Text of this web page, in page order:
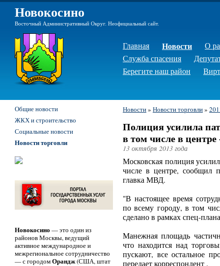
Новокосино
Восточный Административный Округ. Неофициальный сайт.
Главная Новости
О
Служба спасения
Берегите наш район
Новости» Новости торговли»
Полиция усилила
в том числе в
13 октября 2013 года
Московская полиция
числе в центре, сообщил
главка МВД.
"В настоящее время
по всему городу, в том
сделано в рамках спец-
Манежная площадь
что находится над
пускают, все остальное
передает корреспондент .
Общие новости
ЖКХ и строительство
Социальные новости
Новости торговли
Новокосино — это один из
районов Москвы, ведущий
активное международное и
межрегиональное сотрудничество
— с городомОрандж(США, штат